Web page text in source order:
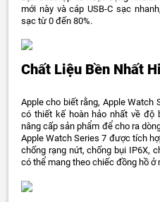
mới này và cáp USB-C sạc
sạc từ 0 đến 80%.
Chất Liệu Bền Nhất
Apple cho biết rằng, Apple Watch
có thiết kế hoàn hảo nhất về độ
nâng cấp sản phẩm để cho ra
Apple Watch Series 7 được tích
chống rạng nứt, chống bụi IP6X,
có thể mang theo chiếc đồng hồ